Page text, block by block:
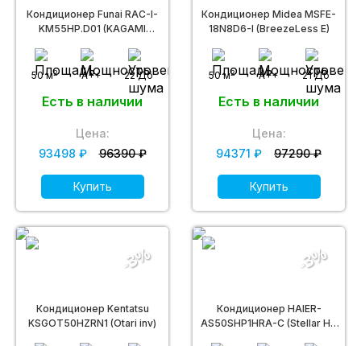
Кондиционер Funai RAC-I-
KM55HP.D01 (KAGAMI
50 м2 A++ 22 Дб
Есть в наличии
Цена:
93498 ₽
96390 ₽
Купить
Кондиционер Midea MSFE-
18N8D6-I (BreezeLess E)
50 м2 A++ 21 Дб
Есть в наличии
Цена:
94371 ₽
97290 ₽
Купить
Кондиционер Kentatsu
KSGOT50HZRN1 (Otari inv)
-3%
Кондиционер HAIER-
AS50SHP1HRA-C (Stellar HP
-3%